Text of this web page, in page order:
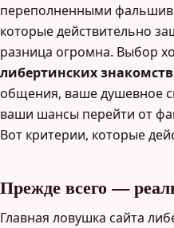
переполненными
которые действительно
разница огромна. Выбор
либертинских знакомств
общения, ваше душевное
ваши шансы перейти от
Вот критерии, которые
Прежде всего —
Главная ловушка сайта